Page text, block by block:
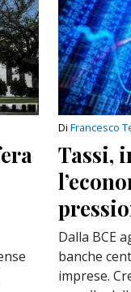
Di Francesco
Tassi,
Dalla BCE
banche
imprese.